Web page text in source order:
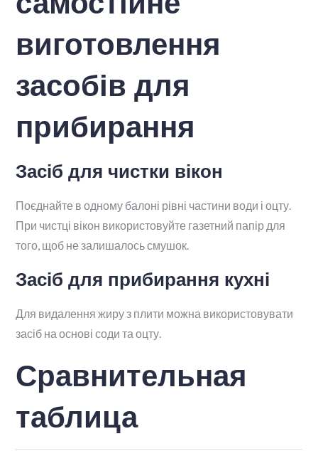
виготовлення
засобів для
прибирання
Засіб для чистки вікон
Поєднайте в одному балоні рівні частини води і оцту.
При чистці вікон використовуйте газетний папір для
того, щоб не залишалось смушок.
Засіб для прибирання кухні
Для видалення жиру з плити можна використовувати
засіб на основі соди та оцту.
Сравнительная
таблица